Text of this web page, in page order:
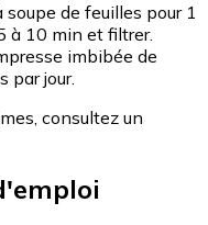
soupe de feuilles pour 1
à 10 min et filtrer.
imbibée de
par jour.
consultez un